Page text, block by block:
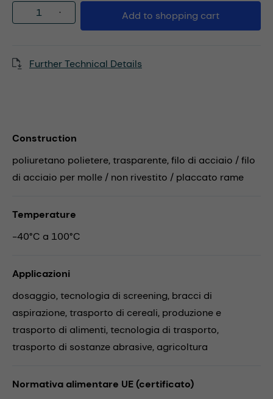
Product Quantity: Enter the desired
Add to shopping cart
Further Technical Details
Construction
poliuretano polietere, trasparente, filo di acciaio / filo
di acciaio per molle / non rivestito / placcato rame
Temperature
-40°C a 100°C
Applicazioni
dosaggio,tecnologia di screening, bracci di
aspirazione,trasporto di cereali, produzione e
trasporto di alimenti,tecnologia di trasporto,
trasporto di sostanze abrasive, agricoltura
Normativa alimentare UE (certificato)